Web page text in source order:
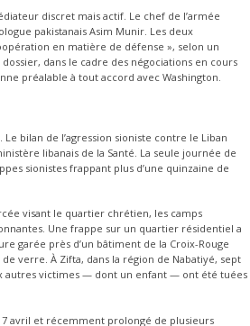
discret mais actif. Le chef de l’armée
pakistanais Asim Munir. Les deux
en matière de défense », selon un
dans le cadre des négociations en cours
préalable à tout accord avec Washington.
bilan de l’agression sioniste contre le Liban
libanais de la Santé. La seule journée de
sionistes frappant plus d’une quinzaine de
visant le quartier chrétien, les camps
Une frappe sur un quartier résidentiel a
garée près d’un bâtiment de la Croix-Rouge
verre. À Zifta, dans la région de Nabatiyé, sept
autres victimes — dont un enfant — ont été tuées
avril et récemment prolongé de plusieurs